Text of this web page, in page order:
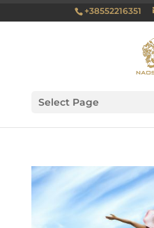
+38552216351
Select Page